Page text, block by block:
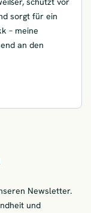
sorgt für ein
– meine
an den
so unterstützt
Newsletter.
und